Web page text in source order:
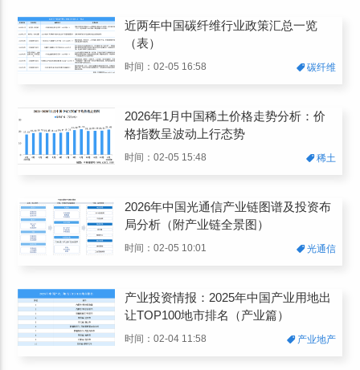
近两年中国碳纤维行业政策汇总一览
（表）
时间：02-05 16:58 碳纤维
2026年1月中国稀土价格走势分析：价
格指数呈波动上行态势
时间：02-05 15:48 稀土
2026年中国光通信产业链图谱及投资布
局分析（附产业链全景图）
时间：02-05 10:01 光通信
产业投资情报：2025年中国产业用地出
让TOP100地市排名（产业篇）
时间：02-04 11:58 产业地产